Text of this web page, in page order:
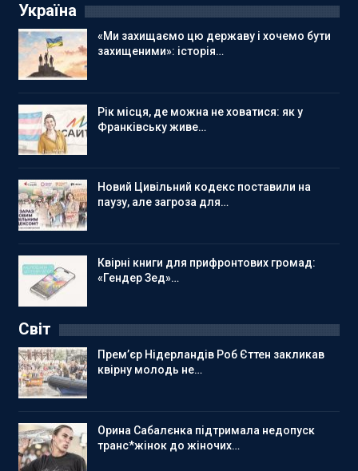
Україна
«Ми захищаємо цю державу і хочемо бути
захищеними»: історія…
Рік місця, де можна не ховатися: як у
Франківську живе…
Новий Цивільний кодекс поставили на
паузу, але загроза для…
Квірні книги для прифронтових громад:
«Гендер Зед»…
Світ
Прем’єр Нідерландів Роб Єттен закликав
квірну молодь не…
Орина Сабалєнка підтримала недопуск
транс*жінок до жіночих…